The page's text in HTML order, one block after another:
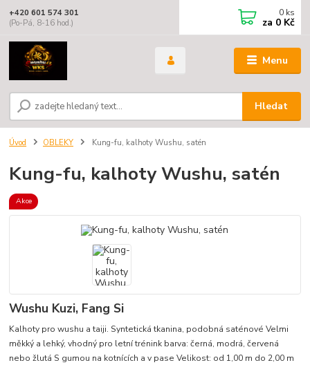
Menu
Hledat
+420 601 574 301
(Po-Pá, 8-16 hod.)
0 ks
za 0 Kč
Úvod OBLEKY Kung-fu, kalhoty Wushu, satén
Kung-fu, kalhoty Wushu, satén
Akce
Wushu Kuzi, Fang Si
Kalhoty pro wushu a taiji. Syntetická tkanina, podobná saténové Velmi
měkký a lehký, vhodný pro letní trénink barva: černá, modrá, červená
nebo žlutá S gumou na kotnících a v pase Velikost: od 1,00 m do 2,00 m